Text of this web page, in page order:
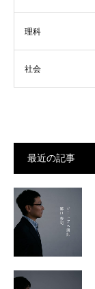
理科
社会
最近の記事